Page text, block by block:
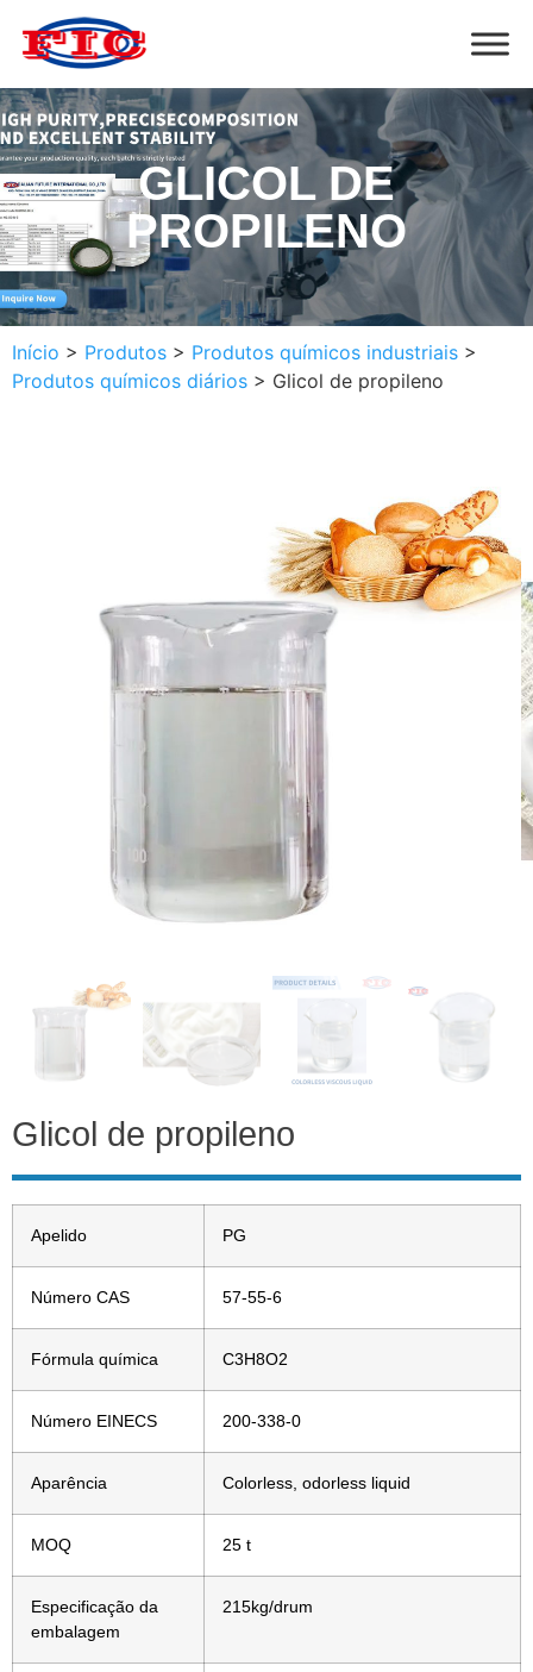
GLICOL DE
PROPILENO
Início > Produtos > Produtos químicos industriais >
Produtos químicos diários > Glicol de propileno
Glicol de propileno
Apelido PG
Número CAS 57-55-6
Fórmula química C3H8O2
Número EINECS 200-338-0
Aparência Colorless, odorless liquid
MOQ 25 t
Especificação da
embalagem
215kg/drum